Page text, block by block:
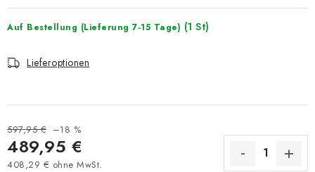
Auf Bestellung (Lieferung 7-15 Tage) (1 St)
Lieferoptionen
597,95 € –18 %
489,95 €
408,29 € ohne MwSt.